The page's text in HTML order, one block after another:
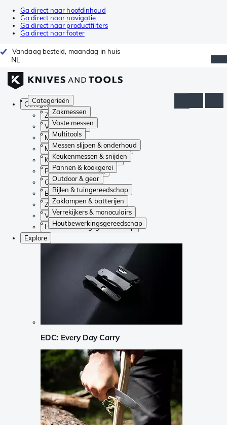
Ga direct naar hoofdinhoud
Ga direct naar navigatie
Ga direct naar productfilters
Ga direct naar footer
Vandaag besteld, maandag in huis
NL
Categorieën
Zakmessen
Vaste messen
Multitools
Messen slijpen & onderhoud
Keukenmessen & snijden
Pannen & kookgerei
Outdoor & gear
Bijlen & tuingereedschap
Zaklampen & batterijen
Verrekijkers & monoculairs
Houtbewerkingsgereedschap
Categorieën
Zakmessen
Vaste messen
Multitools
Messen slijpen & onderhoud
Keukenmessen & snijden
Pannen & kookgerei
Outdoor & gear
Bijlen & tuingereedschap
Zaklampen & batterijen
Verrekijkers & monoculairs
Houtbewerkingsgereedschap
Explore
EDC: Every Day Carry